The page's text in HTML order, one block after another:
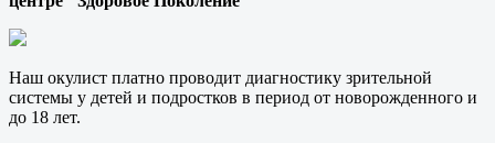
Наш окулист платно проводит диагностику зрительной
системы у детей и подростков в период от новорожденного и
до 18 лет.